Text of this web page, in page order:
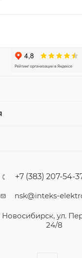
+7 (383) 207-54-
nsk@inteks-
Новосибирск, ул.
24/8